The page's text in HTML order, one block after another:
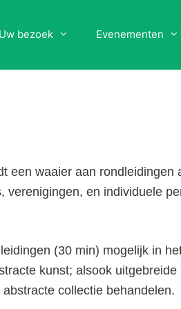
Uw bezoek Evenementen
een waaier aan rondleidingen
verenigingen, en individuele
(30 min) mogelijk in
kunst; alsook
collectie behandelen.